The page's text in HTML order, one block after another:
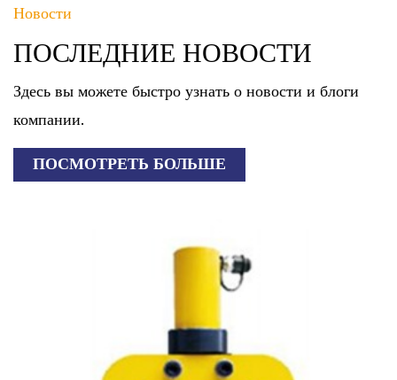
Новости
ПОСЛЕДНИЕ НОВОСТИ
Здесь вы можете быстро узнать о новости и блоги
компании.
ПОСМОТРЕТЬ БОЛЬШЕ